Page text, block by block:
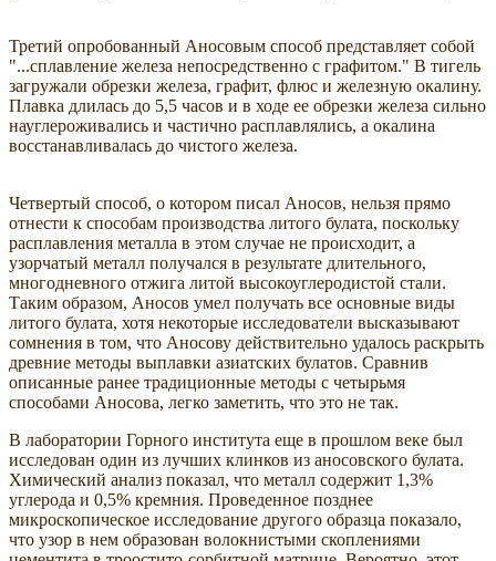
Третий опробованный Аносовым способ представляет собой
"...сплавление железа непосредственно с графитом." В тигель
загружали обрезки железа, графит, флюс и железную окалину.
Плавка длилась до 5,5 часов и в ходе ее обрезки железа сильно
науглероживались и частично расплавлялись, а окалина
восстанавливалась до чистого железа.
Четвертый способ, о котором писал Аносов, нельзя прямо
отнести к способам производства литого булата, поскольку
расплавления металла в этом случае не происходит, а
узорчатый металл получался в результате длительного,
многодневного отжига литой высокоуглеродистой стали.
Таким образом, Аносов умел получать все основные виды
литого булата, хотя некоторые исследователи высказывают
сомнения в том, что Аносову действительно удалось раскрыть
древние методы выплавки азиатских булатов. Сравнив
описанные ранее традиционные методы с четырьмя
способами Аносова, легко заметить, что это не так.
В лаборатории Горного института еще в прошлом веке был
исследован один из лучших клинков из аносовского булата.
Химический анализ показал, что металл содержит 1,3%
углерода и 0,5% кремния. Проведенное позднее
микроскопическое исследование другого образца показало,
что узор в нем образован волокнистыми скоплениями